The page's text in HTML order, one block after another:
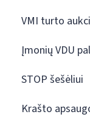
VMI turto
Įmonių VDU
STOP šešėliui
Krašto